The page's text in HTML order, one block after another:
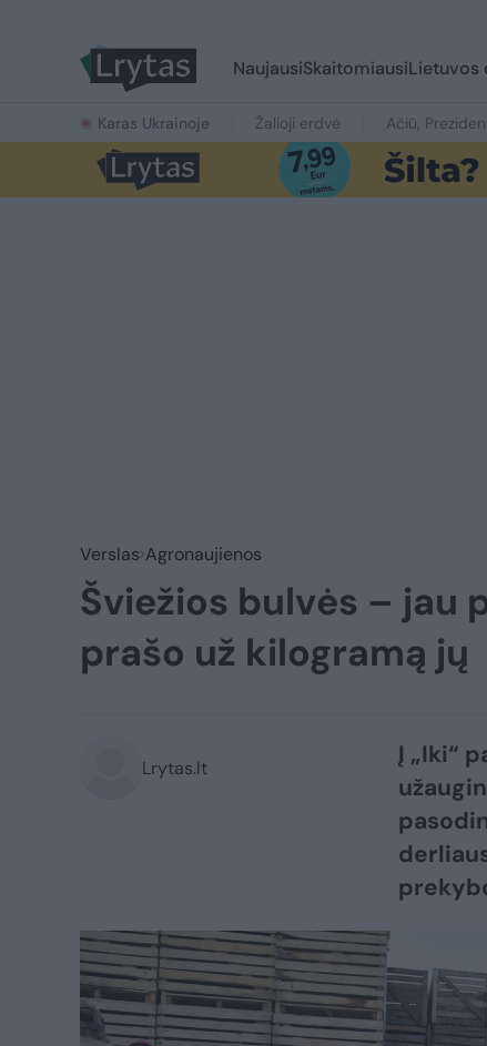
NaujausiSkaitomiausiLietuvos
Karas Ukrainoje Žalioji erdvė Ačiū,
Verslas Agronaujienos
Šviežios bulvės – jau
prašo už kilogramą jų
Lrytas.lt
Į „Iki“